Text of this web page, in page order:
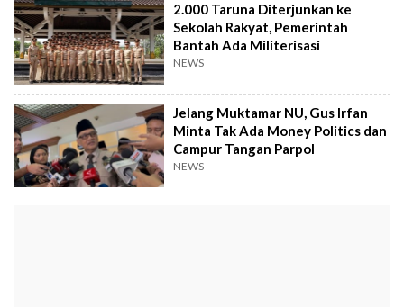
2.000 Taruna Diterjunkan ke
Sekolah Rakyat, Pemerintah
Bantah Ada Militerisasi
NEWS
Jelang Muktamar NU, Gus Irfan
Minta Tak Ada Money Politics dan
Campur Tangan Parpol
NEWS